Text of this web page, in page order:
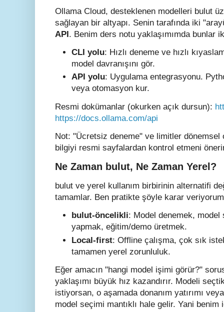
Ollama Cloud, desteklenen modelleri bulut
sağlayan bir altyapı. Senin tarafında iki
API. Benim ders notu yaklaşımımda bunlar
CLI yolu: Hızlı deneme ve hızlı
model davranışını gör.
API yolu: Uygulama entegrasyonu.
veya otomasyon kur.
Resmi dokümanlar (okurken açık dursun):
https://docs.ollama.com/api
Not: "Ücretsiz deneme" ve limitler dönemsel
bilgiyi resmi sayfalardan kontrol etmeni
Ne Zaman bulut, Ne Zaman Yerel?
bulut ve yerel kullanım birbirinin alternatifi
tamamlar. Ben pratikte şöyle karar
bulut-öncelikli: Model denemek, model
yapmak, eğitim/demo üretmek.
Local-first: Offline çalışma, çok sık
tamamen yerel zorunluluk.
Eğer amacın "hangi model işimi görür?"
yaklaşımı büyük hız kazandırır. Modeli
istiyorsan, o aşamada donanım yatırımı
model seçimi mantıklı hale gelir. Yani